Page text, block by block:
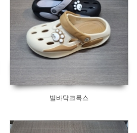
빌바닥크록스